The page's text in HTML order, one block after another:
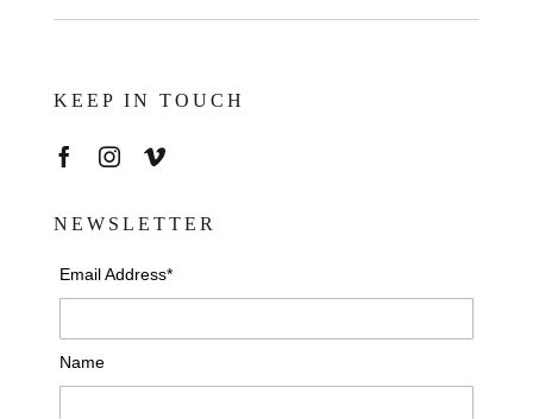
KEEP IN TOUCH
NEWSLETTER
Email Address*
Name